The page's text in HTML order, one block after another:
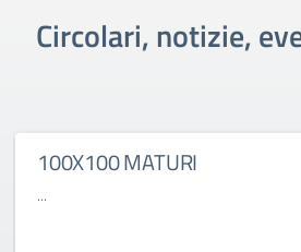
Circolari, notizie,
100X100 MATURI
...